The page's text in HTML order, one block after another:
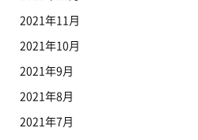
2021年11月
2021年10月
2021年9月
2021年8月
2021年7月